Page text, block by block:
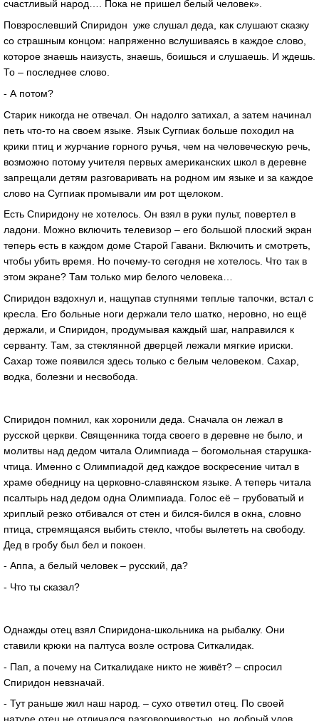
счастливый народ…. Пока не пришел белый человек».
Повзрослевший Спиридон уже слушал деда, как слушают сказку
со страшным концом: напряженно вслушиваясь в каждое слово,
которое знаешь наизусть, знаешь, боишься и слушаешь. И ждешь.
То – последнее слово.
- А потом?
Старик никогда не отвечал. Он надолго затихал, а затем начинал
петь что-то на своем языке. Язык Сугпиак больше походил на
крики птиц и журчание горного ручья, чем на человеческую речь,
возможно потому учителя первых американских школ в деревне
запрещали детям разговаривать на родном им языке и за каждое
слово на Сугпиак промывали им рот щелоком.
Есть Спиридону не хотелось. Он взял в руки пульт, повертел в
ладони. Можно включить телевизор – его большой плоский экран
теперь есть в каждом доме Старой Гавани. Включить и смотреть,
чтобы убить время. Но почему-то сегодня не хотелось. Что так в
этом экране? Там только мир белого человека…
Спиридон вздохнул и, нащупав ступнями теплые тапочки, встал с
кресла. Его больные ноги держали тело шатко, неровно, но ещё
держали, и Спиридон, продумывая каждый шаг, направился к
серванту. Там, за стеклянной дверцей лежали мягкие ириски.
Сахар тоже появился здесь только с белым человеком. Сахар,
водка, болезни и несвобода.
Спиридон помнил, как хоронили деда. Сначала он лежал в
русской церкви. Священника тогда своего в деревне не было, и
молитвы над дедом читала Олимпиада – богомольная старушка-
чтица. Именно с Олимпиадой дед каждое воскресение читал в
храме обедницу на церковно-славянском языке. А теперь читала
псалтырь над дедом одна Олимпиада. Голос её – грубоватый и
хриплый резко отбивался от стен и бился-бился в окна, словно
птица, стремящаяся выбить стекло, чтобы вылететь на свободу.
Дед в гробу был бел и покоен.
- Аппа, а белый человек – русский, да?
- Что ты сказал?
Однажды отец взял Спиридона-школьника на рыбалку. Они
ставили крюки на палтуса возле острова Ситкалидак.
- Пап, а почему на Ситкалидаке никто не живёт? – спросил
Спиридон невзначай.
- Тут раньше жил наш народ. – сухо ответил отец. По своей